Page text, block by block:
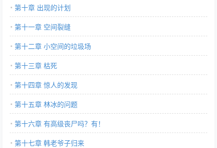
第十章 出现的计划
第十一章 空间裂缝
第十二章 小空间的垃圾场
第十三章 枯死
第十四章 惊人的发现
第十五章 林冰的问题
第十六章 有高级丧尸吗？有！
第十七章 韩老爷子归来